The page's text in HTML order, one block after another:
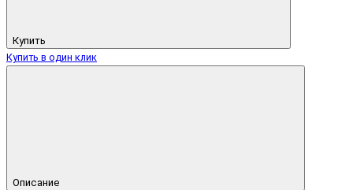
Купить
Купить в один клик
Описание